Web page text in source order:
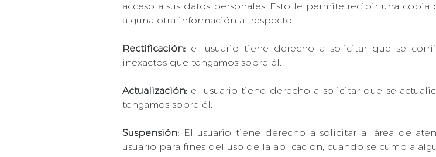
acceso a sus datos personales. Esto le permite recibir una
alguna otra información al respecto.
Rectificación: el usuario tiene derecho a solicitar que se
inexactos que tengamos sobre él.
Actualización: el usuario tiene derecho a solicitar que se
tengamos sobre él.
Suspensión: El usuario tiene derecho a solicitar al área de
usuario para fines del uso de la aplicación, cuando se cumpla